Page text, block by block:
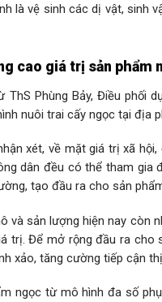
là vệ sinh các dị vật, sinh
cao giá trị sản phẩm
ThS Phùng Bảy, Điều phối
nuôi trai cấy ngọc tại địa
xét, về mặt giá trị xã
dân đều có thể tham gia
tạo đầu ra cho sản
và sản lượng hiện nay còn
trị. Để mở rộng đầu ra cho
xảo, tăng cường tiếp cận
ngọc từ mô hình đa số